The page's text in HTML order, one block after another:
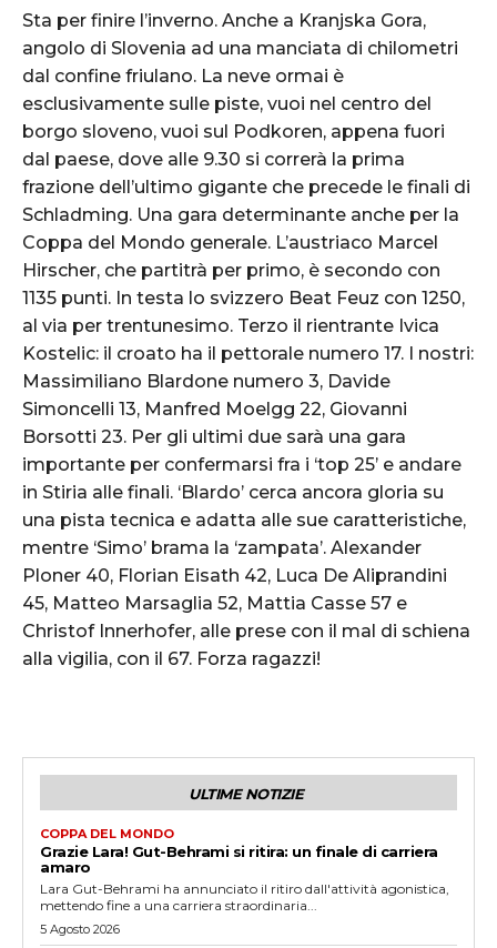
Sta per finire l’inverno. Anche a Kranjska Gora,
angolo di Slovenia ad una manciata di chilometri
dal confine friulano. La neve ormai è
esclusivamente sulle piste, vuoi nel centro del
borgo sloveno, vuoi sul Podkoren, appena fuori
dal paese, dove alle 9.30 si correrà la prima
frazione dell’ultimo gigante che precede le finali di
Schladming. Una gara determinante anche per la
Coppa del Mondo generale. L’austriaco Marcel
Hirscher, che partitrà per primo, è secondo con
1135 punti. In testa lo svizzero Beat Feuz con 1250,
al via per trentunesimo. Terzo il rientrante Ivica
Kostelic: il croato ha il pettorale numero 17. I nostri:
Massimiliano Blardone numero 3, Davide
Simoncelli 13, Manfred Moelgg 22, Giovanni
Borsotti 23. Per gli ultimi due sarà una gara
importante per confermarsi fra i ‘top 25’ e andare
in Stiria alle finali. ‘Blardo’ cerca ancora gloria su
una pista tecnica e adatta alle sue caratteristiche,
mentre ‘Simo’ brama la ‘zampata’. Alexander
Ploner 40, Florian Eisath 42, Luca De Aliprandini
45, Matteo Marsaglia 52, Mattia Casse 57 e
Christof Innerhofer, alle prese con il mal di schiena
alla vigilia, con il 67. Forza ragazzi!
ULTIME NOTIZIE
COPPA DEL MONDO
Grazie Lara! Gut-Behrami si ritira: un finale di carriera
amaro
Lara Gut-Behrami ha annunciato il ritiro dall'attività agonistica,
mettendo fine a una carriera straordinaria...
5 Agosto 2026